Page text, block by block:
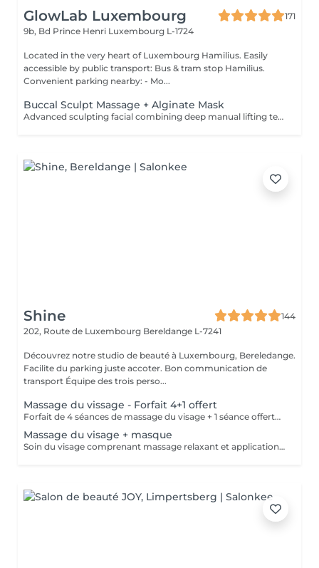
GlowLab Luxembourg
171
9b, Bd Prince Henri Luxembourg L-1724
Located in the very heart of Luxembourg Hamilius. Easily
accessible by public transport: Bus & tram stop Hamilius.
Convenient parking nearby: - Mo...
Buccal Sculpt Massage + Alginate Mask
Advanced sculpting facial combining deep manual lifting techniques with intraoral (buccal) massage to redefine facial contours, release muscle tension, and enhance natural lifting. Includes an alginate mask to calm the skin, restore hydration, and enhance the sculpting effect. Recommended course: 5-10 sessions, 1-2 times per week, followed by maintenance. BENEFITS: - Defined facial contours - Reduced puffiness - Improved circulation - Natural lifting effect - Muscle tension release INDICATIONS: - Loss of facial definition - Puffiness - Muscle tension - Dull skin - Early signs of aging CONTAINDICATIONS: - Active inflammation - Open wounds - Severe acne - Recent invasive procedures - Dental conditions (relative) AFTERCARE: - Stay hydrated - Avoid alcohol and salt on the same day - Maintain regular treatments Sculpt. Lift. Define.
Shine
144
202, Route de Luxembourg Bereldange L-7241
Découvrez notre studio de beauté à Luxembourg, Bereledange.
Facilite du parking juste accoter. Bon communication de
transport Équipe des trois perso...
Massage du vissage - Forfait 4+1 offert
Forfait de 4 séances de massage du visage + 1 séance offerte. Soin relaxant et tonifiant favorisant la circulation, la détente musculaire et l'éclat de la peau. Forfait payable à l'avance et non remboursable. Les séances sont à planifier selon les disponibilités.
Massage du visage + masque
Soin du visage comprenant massage relaxant et application d'un masque adapté au type de peau. Aide à détendre les muscles du visage, améliorer la circulation et hydrater la peau.